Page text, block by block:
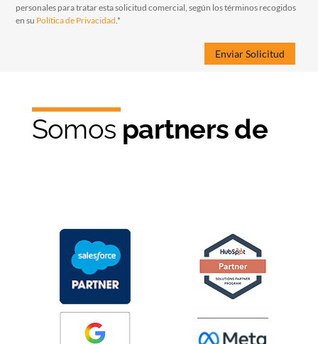
personales para tratar esta solicitud comercial, según los términos recogidos
en su Política de Privacidad .*
Somos partners de